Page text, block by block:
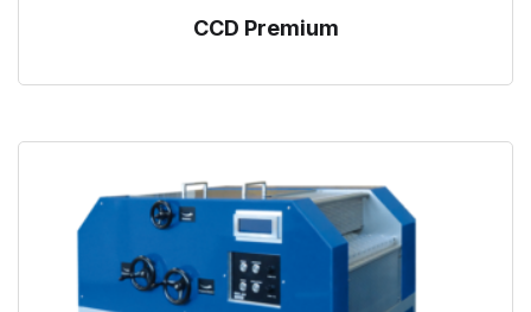
CCD Premium